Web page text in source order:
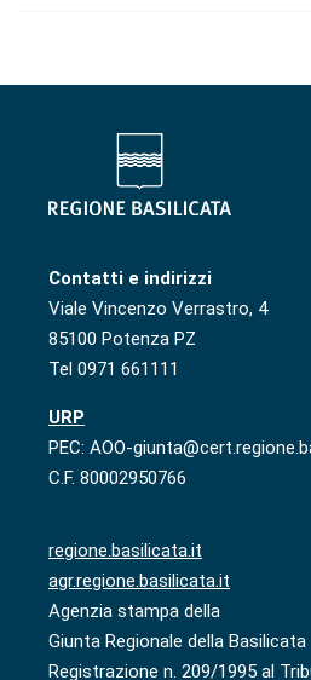
Contatti e indirizzi
Viale Vincenzo Verrastro, 4
85100 Potenza PZ
Tel 0971 661111
URP
PEC: AOO-
C.F. 80002950766
regione.basilicata.it
agr.regione.basilicata.it
Agenzia stampa della
Giunta Regionale della Basilicata
Registrazione n. 209/1995 al